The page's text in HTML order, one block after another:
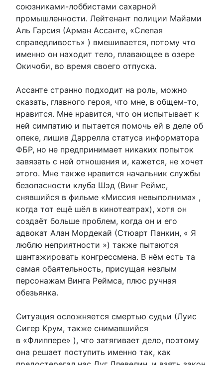
союзниками-лоббистами сахарной
промышленности. Лейтенант полиции Майами
Аль Гарсия (Арман Ассанте, «Слепая
справедливость» ) вмешивается, потому что
именно он находит тело, плавающее в озере
Окичоби, во время своего отпуска.
Ассанте странно подходит на роль, можно
сказать, главного героя, что мне, в общем-то,
нравится. Мне нравится, что он испытывает к
ней симпатию и пытается помочь ей в деле об
опеке, лишив Даррелла статуса информатора
ФБР, но не предпринимает никаких попыток
завязать с ней отношения и, кажется, не хочет
этого. Мне также нравится начальник службы
безопасности клуба Шэд (Винг Реймс,
снявшийся в фильме «Миссия невыполнима» ,
когда тот ещё шёл в кинотеатрах), хотя он
создаёт больше проблем, когда он и его
адвокат Алан Мордекай (Стюарт Панкин, « Я
люблю неприятности ») также пытаются
шантажировать конгрессмена. В нём есть та
самая обаятельность, присущая незлым
персонажам Винга Реймса, плюс ручная
обезьянка.
Ситуация осложняется смертью судьи (Луис
Сигер Крум, также снимавшийся
в «Флиппере» ), что затягивает дело, поэтому
она решает поступить именно так, как